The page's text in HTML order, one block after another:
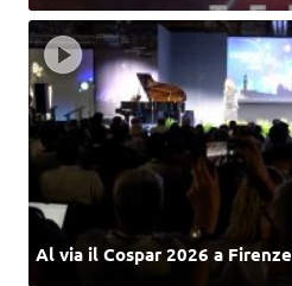
Al via il Cospar 2026 a Firenze